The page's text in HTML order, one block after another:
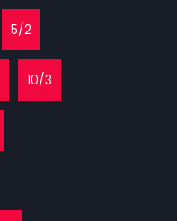
5/2
10/3